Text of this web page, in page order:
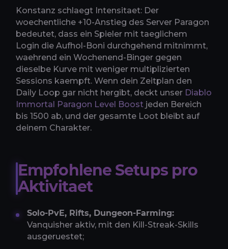
Konstanz schlaegt Intensitaet: Der
woechentliche +10-Anstieg des Server Paragon
bedeutet, dass ein Spieler mit taeglichem
Login die Aufhol-Boni durchgehend mitnimmt,
waehrend ein Wochenend-Binger gegen
dieselbe Kurve mit weniger multiplizierten
Sessions kaempft. Wenn dein Zeitplan den
Daily Loop gar nicht hergibt, deckt unser Diablo
Immortal Paragon Level Boost jeden Bereich
bis 1500 ab, und der gesamte Loot bleibt auf
deinem Charakter.
Empfohlene Setups pro
Aktivitaet
Solo-PvE, Rifts, Dungeon-Farming:
Vanquisher aktiv, mit den Kill-Streak-Skills
ausgeruestet;